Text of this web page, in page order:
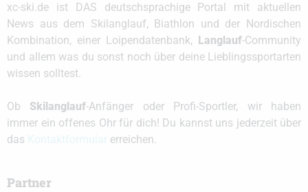
xc-ski.de ist DAS deutschsprachige Portal mit aktuellen
News aus dem Skilanglauf, Biathlon und der Nordischen
Kombination, einer Loipendatenbank,
Langlauf-Community
und allem was du sonst noch über deine Lieblingssportarten
wissen solltest.
Ob Skilanglauf-Anfänger oder Profi-Sportler, wir haben
immer ein offenes Ohr für dich! Du kannst uns jederzeit über
das
erreichen.
Partner